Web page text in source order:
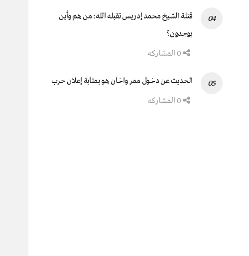
قتلة الشيخ محمد إدريس تقبله الله: من هم وأين
يوجدون؟
الحديث عن دخول ممر واخان هو بمثابة إعلان حرب